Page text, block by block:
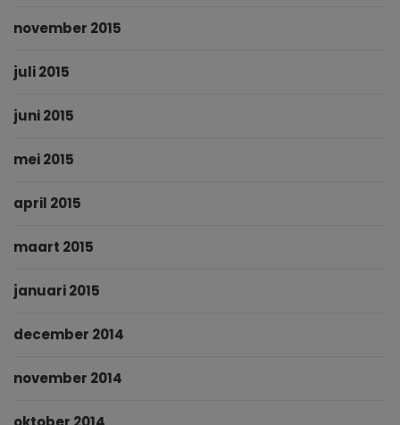
november 2015
juli 2015
juni 2015
mei 2015
april 2015
maart 2015
januari 2015
december 2014
november 2014